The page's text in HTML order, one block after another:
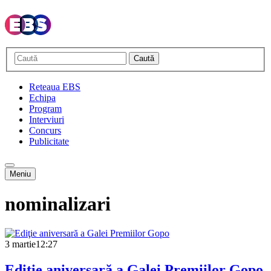
Caută
Reteaua EBS
Echipa
Program
Interviuri
Concurs
Publicitate
Meniu
nominalizari
3 martie12:27